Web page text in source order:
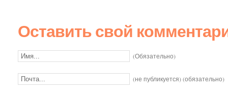
Оставить свой
(Обязательно)
(не публикуется) (обязательно)